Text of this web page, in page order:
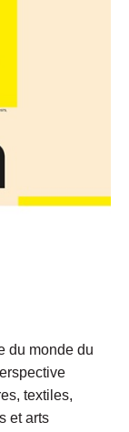
du monde du
textiles,
et arts